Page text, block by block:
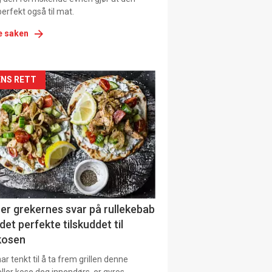
også til mat.
saken
RETT
grekernes svar på rullekebab
perfekte tilskuddet til
tenkt til å ta frem grillen denne